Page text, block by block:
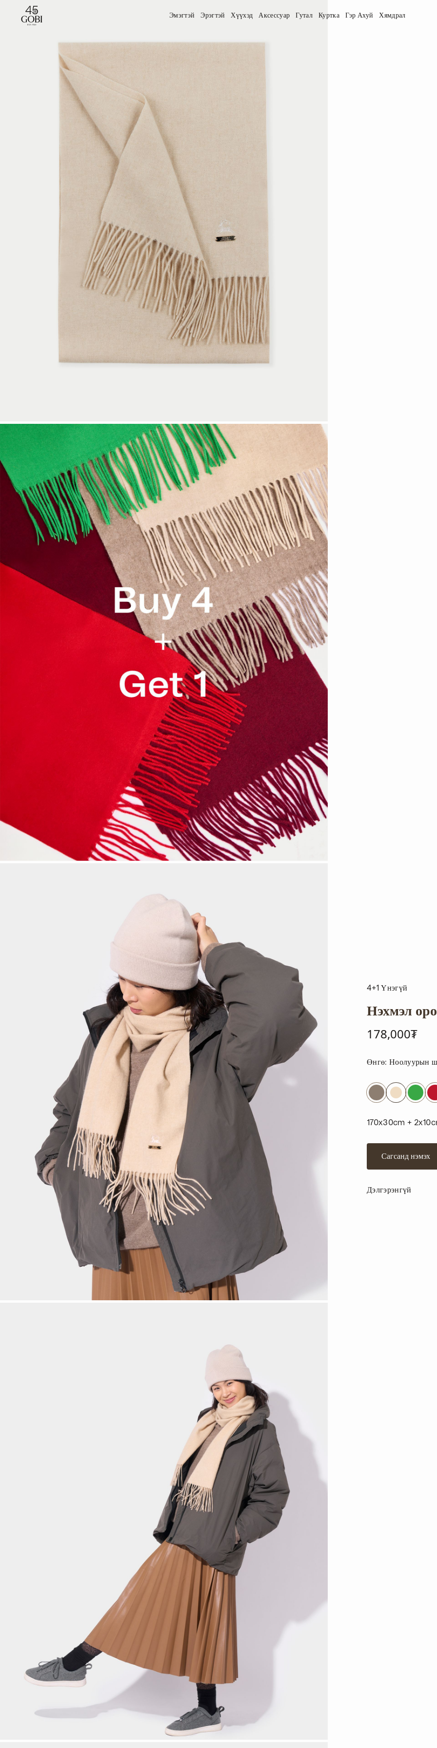
Эмэгтэй Эрэгтэй Хүүхэд Аксессуар Гутал Куртка Гэр Ахуй Хямдрал
4+1 Үнэгүй
Нэхмэл
178,000₮
Өнгө: Ноолуурын
170x30cm +
Сагсанд нэмэх
Дэлгэрэнгүй